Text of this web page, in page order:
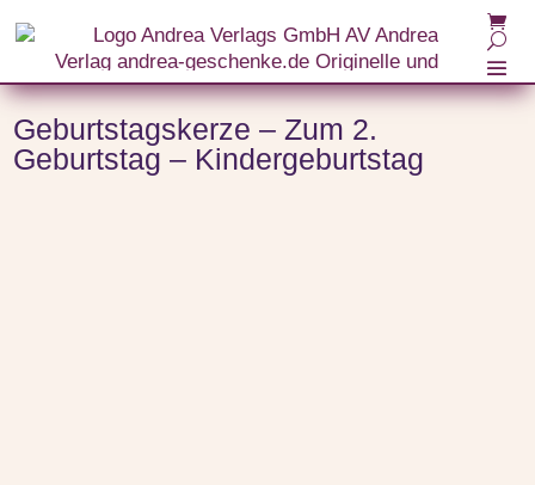
Start Themenwelten/Kerzen/ Geburtstagskerze – Zum 2. Geburtstag –
Kindergeburtstag
Geburtstagskerze – Zum 2.
Geburtstag – Kindergeburtstag